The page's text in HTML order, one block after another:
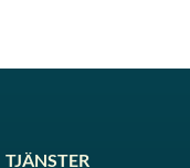
TJÄNSTER